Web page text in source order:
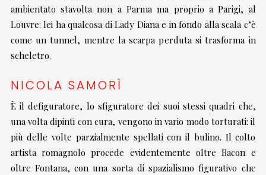
ambientato stavolta non a Parma ma proprio a Parigi, al
Louvre: lei ha qualcosa di Lady Diana e in fondo alla scala c’è
come un tunnel, mentre la scarpa perduta si trasforma in
scheletro.
NICOLA SAMORÌ
È il defiguratore, lo sfiguratore dei suoi stessi quadri che,
una volta dipinti con cura, vengono in vario modo torturati: il
più delle volte parzialmente spellati con il bulino. Il colto
artista romagnolo procede evidentemente oltre Bacon e
oltre Fontana, con una sorta di spazialismo figurativo che